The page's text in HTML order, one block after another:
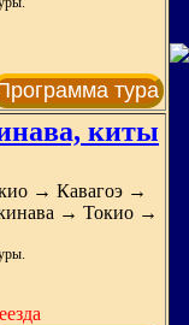
тура
киты
→ Кавагоэ →
→ Токио →